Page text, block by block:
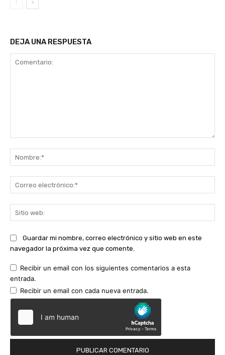
DEJA UNA RESPUESTA
Guardar mi nombre, correo electrónico y sitio web en este
navegador la próxima vez que comente.
Recibir un email con los siguientes comentarios a esta
entrada.
Recibir un email con cada nueva entrada.